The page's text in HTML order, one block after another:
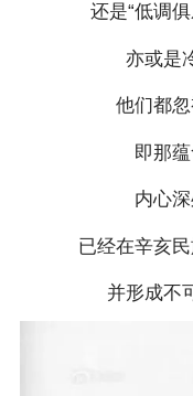
还是“低调
亦或是
他们都
即那
内心
已经在辛亥
并形成不